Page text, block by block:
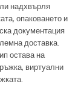
надхвърля
опаковането и
документация
доставка.
остава на
виртуални